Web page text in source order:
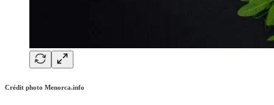
Crédit photo Menorca.info